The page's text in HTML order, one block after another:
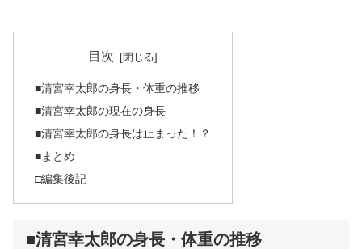
目次
■清宮幸太郎の身長・体重の推移
■清宮幸太郎の現在の身長
■清宮幸太郎の身長は止まった！？
■まとめ
□編集後記
■清宮幸太郎の身長・体重の推移